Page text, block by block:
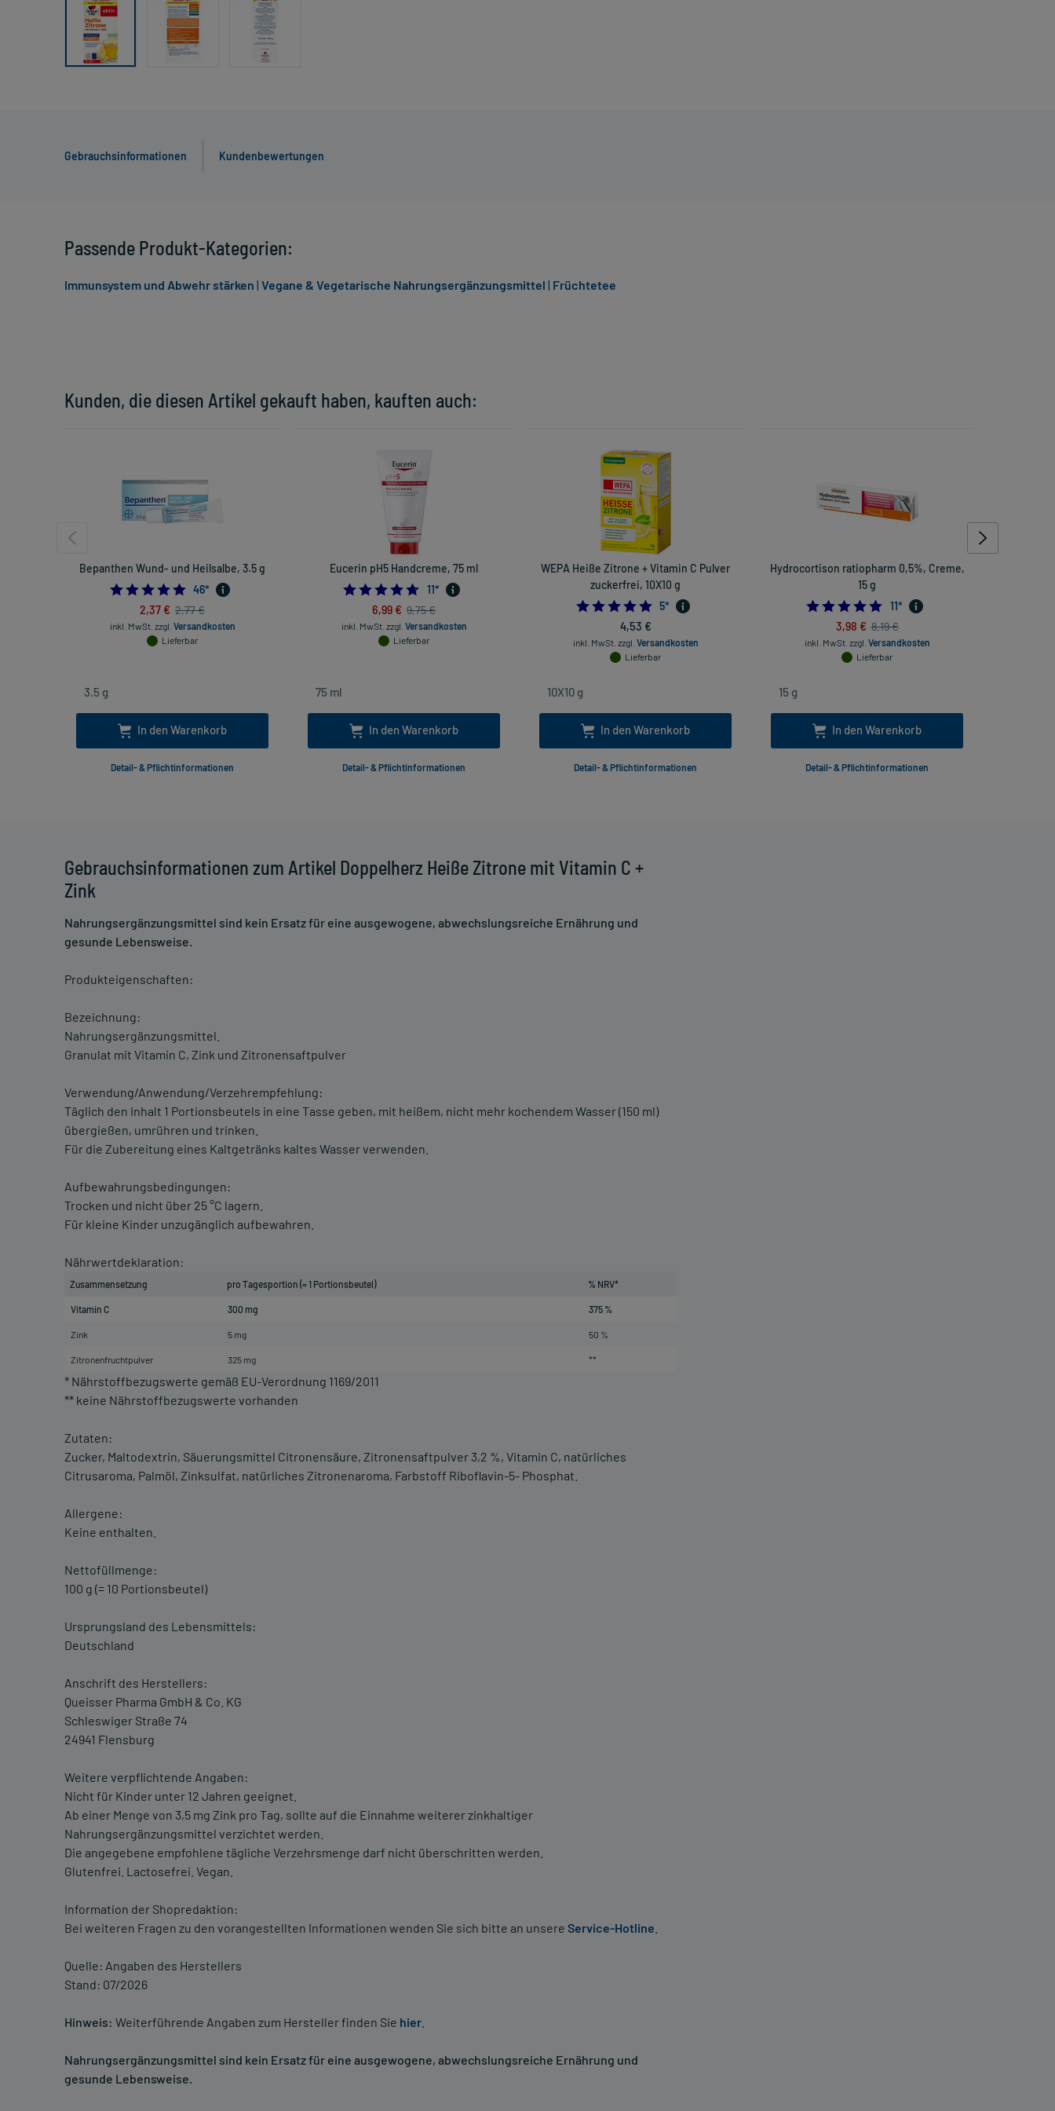
Gebrauchsinformationen Kundenbewertungen
Gebrauchsinformationen zum Artikel Doppelherz Heiße Zitrone mit Vitamin C +
Zink
Nahrungsergänzungsmittel sind kein Ersatz für eine ausgewogene, abwechslungsreiche Ernährung und
gesunde Lebensweise.
Produkteigenschaften:
Bezeichnung:
Nahrungsergänzungsmittel.
Granulat mit Vitamin C, Zink und Zitronensaftpulver
Verwendung/Anwendung/Verzehrempfehlung:
Täglich den Inhalt 1 Portionsbeutels in eine Tasse geben, mit heißem, nicht mehr kochendem Wasser (150 ml)
übergießen, umrühren und trinken.
Für die Zubereitung eines Kaltgetränks kaltes Wasser verwenden.
Aufbewahrungsbedingungen:
Trocken und nicht über 25 °C lagern.
Für kleine Kinder unzugänglich aufbewahren.
Nährwertdeklaration:
Zusammensetzung pro Tagesportion (= 1 Portionsbeutel) % NRV*
Vitamin C 300 mg 375 %
Zink 5 mg 50 %
Zitronenfruchtpulver 325 mg **
* Nährstoffbezugswerte gemäß EU-Verordnung 1169/2011
** keine Nährstoffbezugswerte vorhanden
Zutaten:
Zucker, Maltodextrin, Säuerungsmittel Citronensäure, Zitronensaftpulver 3,2 %, Vitamin C, natürliches
Citrusaroma, Palmöl, Zinksulfat, natürliches Zitronenaroma, Farbstoff Riboflavin-5- Phosphat.
Allergene:
Keine enthalten.
Nettofüllmenge:
100 g (= 10 Portionsbeutel)
Ursprungsland des Lebensmittels:
Deutschland
Anschrift des Herstellers:
Queisser Pharma GmbH & Co. KG
Schleswiger Straße 74
24941 Flensburg
Weitere verpflichtende Angaben:
Nicht für Kinder unter 12 Jahren geeignet.
Ab einer Menge von 3,5 mg Zink pro Tag, sollte auf die Einnahme weiterer zinkhaltiger
Nahrungsergänzungsmittel verzichtet werden.
Die angegebene empfohlene tägliche Verzehrsmenge darf nicht überschritten werden.
Glutenfrei. Lactosefrei. Vegan.
Information der Shopredaktion:
Bei weiteren Fragen zu den vorangestellten Informationen wenden Sie sich bitte an unsere Service-Hotline
Quelle: Angaben des Herstellers
Stand: 07/2026
Hinweis: Weiterführende Angaben zum Hersteller finden Sie hier
Nahrungsergänzungsmittel sind kein Ersatz für eine ausgewogene, abwechslungsreiche Ernährung und
gesunde Lebensweise.
Kunden, die diesen Artikel gekauft haben, kauften auch:
Bepanthen Wund- und Heilsalbe, 3.5 g
5.0
46*
2,37 € 2,77 €
inkl. MwSt. zzgl. Versandkosten
Lieferbar
In den Warenkorb
Detail- & Pflichtinformationen
Eucerin pH5 Handcreme, 75 ml
4.636363636363637
11*
6,99 € 9,75 €
inkl. MwSt. zzgl. Versandkosten
Lieferbar
In den Warenkorb
Detail- & Pflichtinformationen
WEPA Heiße Zitrone + Vitamin C Pulver
zuckerfrei, 10X10 g
5.0
5*
4,53 €
inkl. MwSt. zzgl. Versandkosten
Lieferbar
In den Warenkorb
Detail- & Pflichtinformationen
Hydrocortison ratiopharm 0,5%, Creme,
15 g
5.0
11*
3,98 € 8,19 €
inkl. MwSt. zzgl. Versandkosten
Lieferbar
In den Warenkorb
Detail- & Pflichtinformationen
Passende Produkt-Kategorien:
Immunsystem und Abwehr stärken | Vegane & Vegetarische Nahrungsergänzungsmittel | Früchtetee